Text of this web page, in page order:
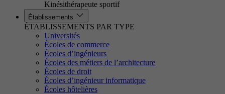
Kinésithérapeute sportif
Établissements
ÉTABLISSEMENTS PAR TYPE
Universités
Écoles de commerce
Écoles d’ingénieurs
Écoles des métiers de l’architecture
Écoles de droit
Écoles d’ingénieur informatique
Écoles hôtelières